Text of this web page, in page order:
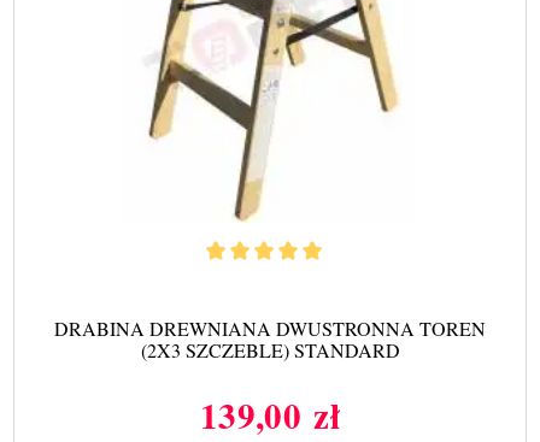
DRABINA DREWNIANA DWUSTRONNA TOREN
(2X3 SZCZEBLE) STANDARD
Cena
139,00 zł